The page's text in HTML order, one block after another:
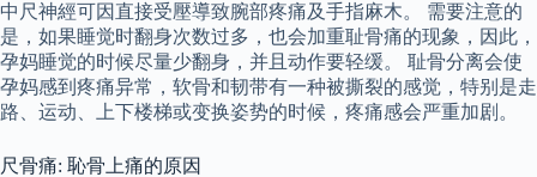
中尺神經可因直接受壓導致腕部疼痛及手指麻木。 需要注意的
是，如果睡觉时翻身次数过多，也会加重耻骨痛的现象，因此，
孕妈睡觉的时候尽量少翻身，并且动作要轻缓。 耻骨分离会使
孕妈感到疼痛异常，软骨和韧带有一种被撕裂的感觉，特别是走
路、运动、上下楼梯或变换姿势的时候，疼痛感会严重加剧。
尺骨痛: 恥骨上痛的原因